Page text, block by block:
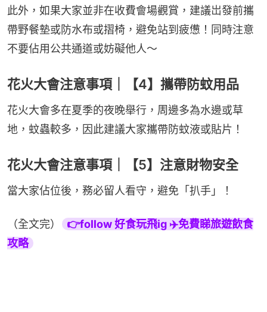
此外，如果大家並非在收費會場觀賞，建議岀發前攜
帶野餐墊或防水布或摺椅，避免站到疲憊！同時注意
不要佔用公共通道或妨礙他人～
花火大會注意事項｜【4】攜帶防蚊用品
花火大會多在夏季的夜晚舉行，周邊多為水邊或草
地，蚊蟲較多，因此建議大家攜帶防蚊液或貼片！
花火大會注意事項｜【5】注意財物安全
當大家佔位後，務必留人看守，避免「扒手」！
（全文完）
👉follow 好食玩飛ig ✈️免費睇旅遊飲食
攻略